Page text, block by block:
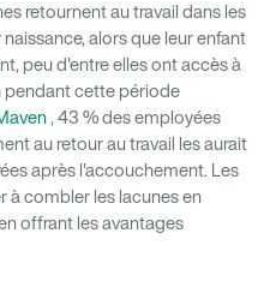
retournent au travail dans les
alors que leur enfant
peu d'entre elles ont accès à
pendant cette période
, 43 % des employées
au retour au travail les aurait
après l'accouchement. Les
à combler les lacunes en
offrant les avantages